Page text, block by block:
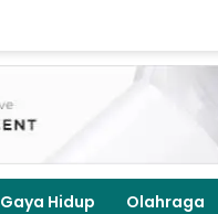
Gaya Hidup Olahraga